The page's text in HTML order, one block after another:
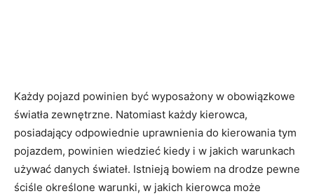
Każdy pojazd powinien być wyposażony w obowiązkowe
światła zewnętrzne. Natomiast każdy kierowca,
posiadający odpowiednie uprawnienia do kierowania tym
pojazdem, powinien wiedzieć kiedy i w jakich warunkach
używać danych świateł. Istnieją bowiem na drodze pewne
ściśle określone warunki, w jakich kierowca może